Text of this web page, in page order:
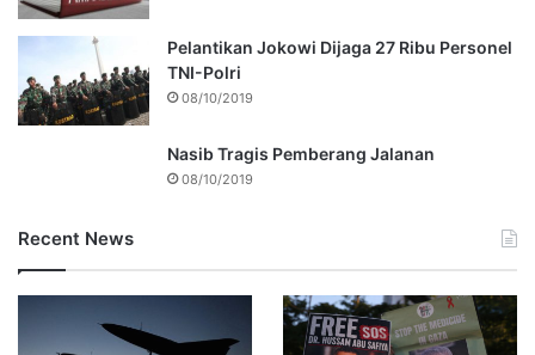
Pelantikan Jokowi Dijaga 27 Ribu Personel
TNI-Polri
08/10/2019
Nasib Tragis Pemberang Jalanan
08/10/2019
Recent News